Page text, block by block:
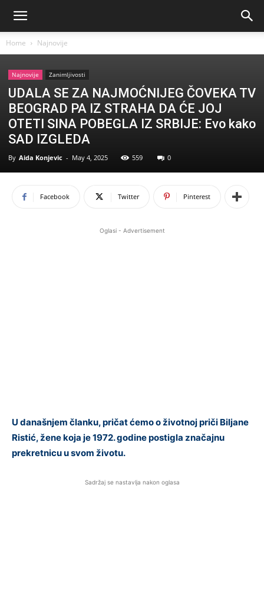
Home Najnovije
Najnovije Zanimljivosti
UDALA SE ZA NAJMOĆNIJEG ČOVEKA TV
BEOGRAD PA IZ STRAHA DA ĆE JOJ
OTETI SINA POBEGLA IZ SRBIJE: Evo kako
SAD IZGLEDA
By Aida Konjevic - May 4, 2025 559 0
Facebook Twitter Pinterest
Oglasi - Advertisement
U današnjem članku, pričat ćemo o životnoj priči Biljane
Ristić, žene koja je 1972. godine postigla značajnu
prekretnicu u svom životu.
Sadržaj se nastavlja nakon oglasa